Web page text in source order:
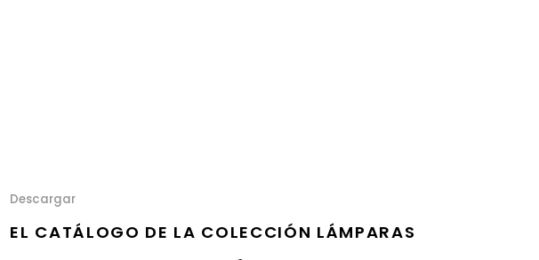
Descargar
EL CATÁLOGO DE LA COLECCIÓN LÁMPARAS